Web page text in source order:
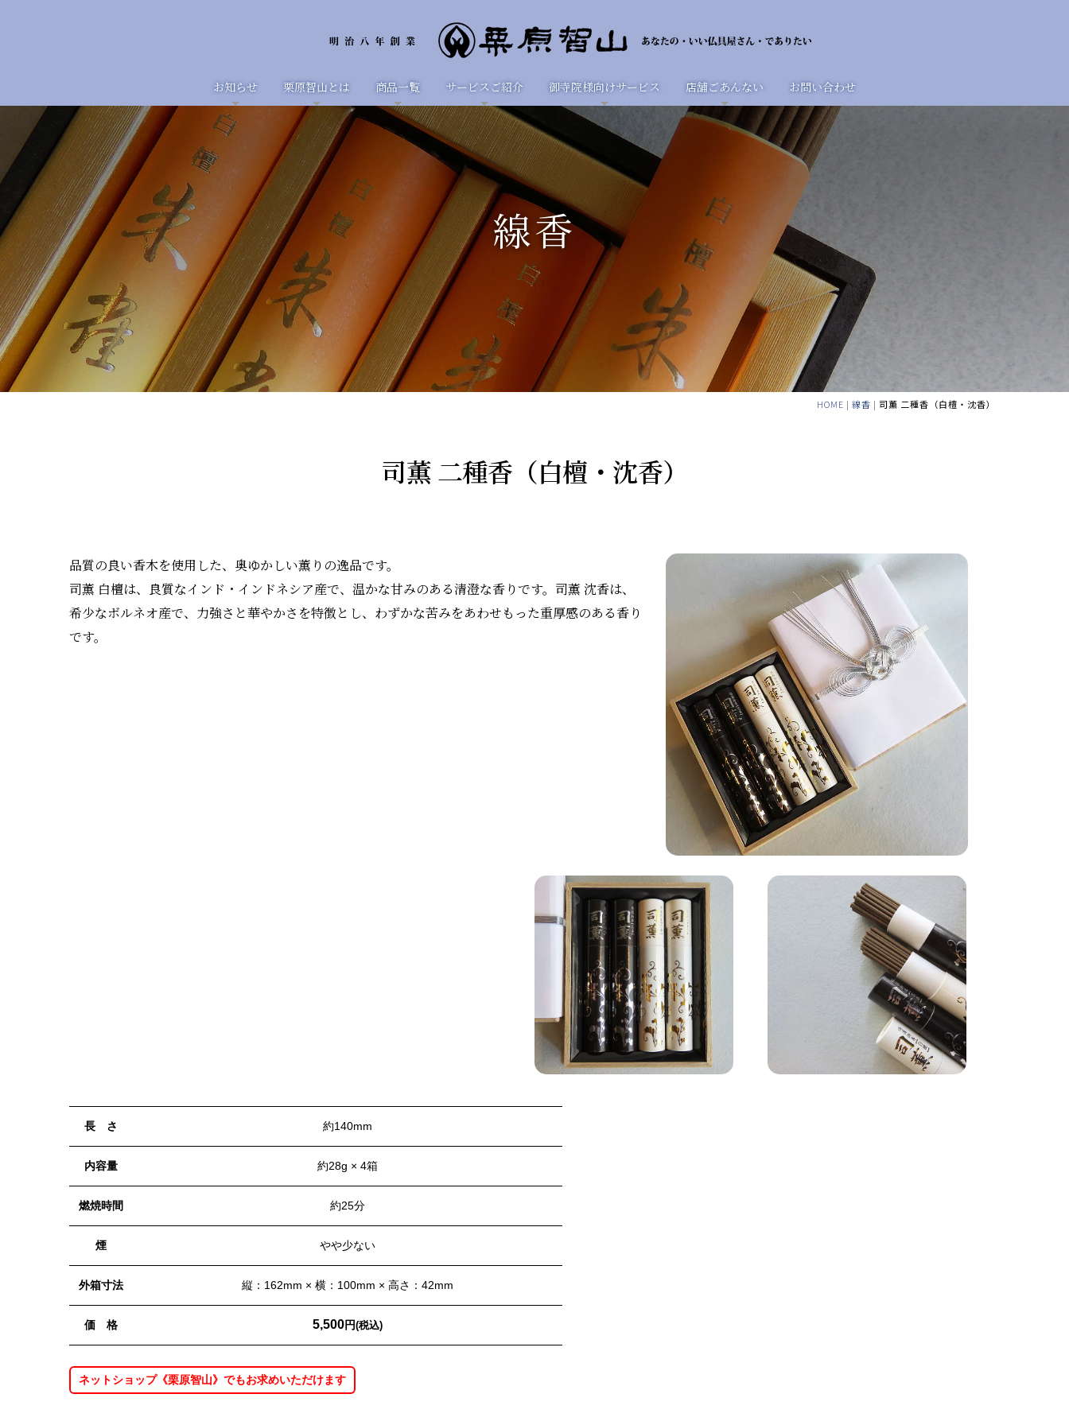
お知らせ 栗原智山とは 商品一覧 サービスご紹介 御寺院様向けサービス 店舗ごあんない お問い合わせ
線香
HOME | 線香 | 司薫 二種香（白檀・沈香）
司薫 二種香（白檀・沈香）
品質の良い香木を使用した、奥ゆかしい薫りの逸品です。
司薫 白檀は、良質なインド・インドネシア産で、温かな甘みのある清澄な香りです。司薫 沈香は、
希少なボルネオ産で、力強さと華やかさを特徴とし、わずかな苦みをあわせもった重厚感のある香り
です。
長 さ 約140mm
内容量 約28g × 4箱
燃焼時間 約25分
煙 やや少ない
外箱寸法 縦：162mm × 横：100mm × 高さ：42mm
価 格 5,500円(税込)
ネットショップ《栗原智山》でもお求めいただけます